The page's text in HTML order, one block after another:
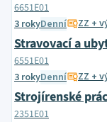
6651E01
3 rokyDenní ZZ +
Stravovací a
6551E01
3 rokyDenní ZZ +
Strojírenské
2351E01